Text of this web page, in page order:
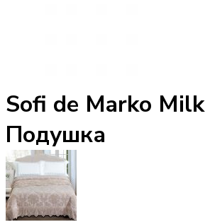
Sofi de Marko
Подушка